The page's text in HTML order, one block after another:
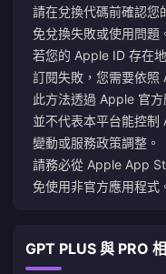
請在兌換代碼前確認您
免兌換失敗或使用問題
若您的 Apple ID 存在
訂閱失敗，您需要依照
此方法透過 Apple 官
並不代表本平台能控
變動或服務政策調整。
請務必從 Apple App
免使用非官方應用程式
GPT PLUS 與 PRO